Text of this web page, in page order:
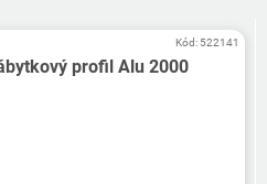
profil Alu 2000
Kód: 522141